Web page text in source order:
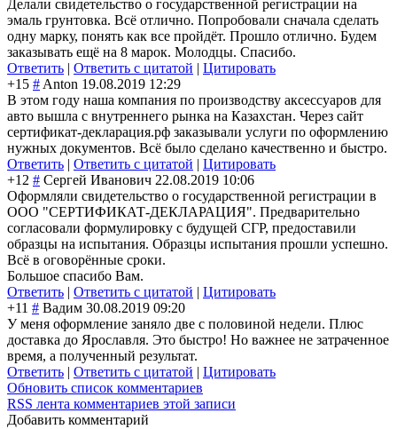
Делали свидетельство о государственной регистрации на
эмаль грунтовка. Всё отлично. Попробовали сначала сделать
одну марку, понять как все пройдёт. Прошло отлично. Будем
заказывать ещё на 8 марок. Молодцы. Спасибо.
Ответить | Ответить с цитатой | Цитировать
+15 # Anton 19.08.2019 12:29
В этом году наша компания по производству аксессуаров для
авто вышла с внутреннего рынка на Казахстан. Через сайт
сертификат-декларация.рф заказывали услуги по оформлению
нужных документов. Всё было сделано качественно и быстро.
Ответить | Ответить с цитатой | Цитировать
+12 # Сергей Иванович 22.08.2019 10:06
Оформляли свидетельство о государственной регистрации в
ООО "СЕРТИФИКАТ-ДЕКЛАРАЦИЯ". Предварительно
согласовали формулировку с будущей СГР, предоставили
образцы на испытания. Образцы испытания прошли успешно.
Всё в оговорённые сроки.
Большое спасибо Вам.
Ответить | Ответить с цитатой | Цитировать
+11 # Вадим 30.08.2019 09:20
У меня оформление заняло две с половиной недели. Плюс
доставка до Ярославля. Это быстро! Но важнее не затраченное
время, а полученный результат.
Ответить | Ответить с цитатой | Цитировать
Обновить список комментариев
RSS лента комментариев этой записи
Добавить комментарий